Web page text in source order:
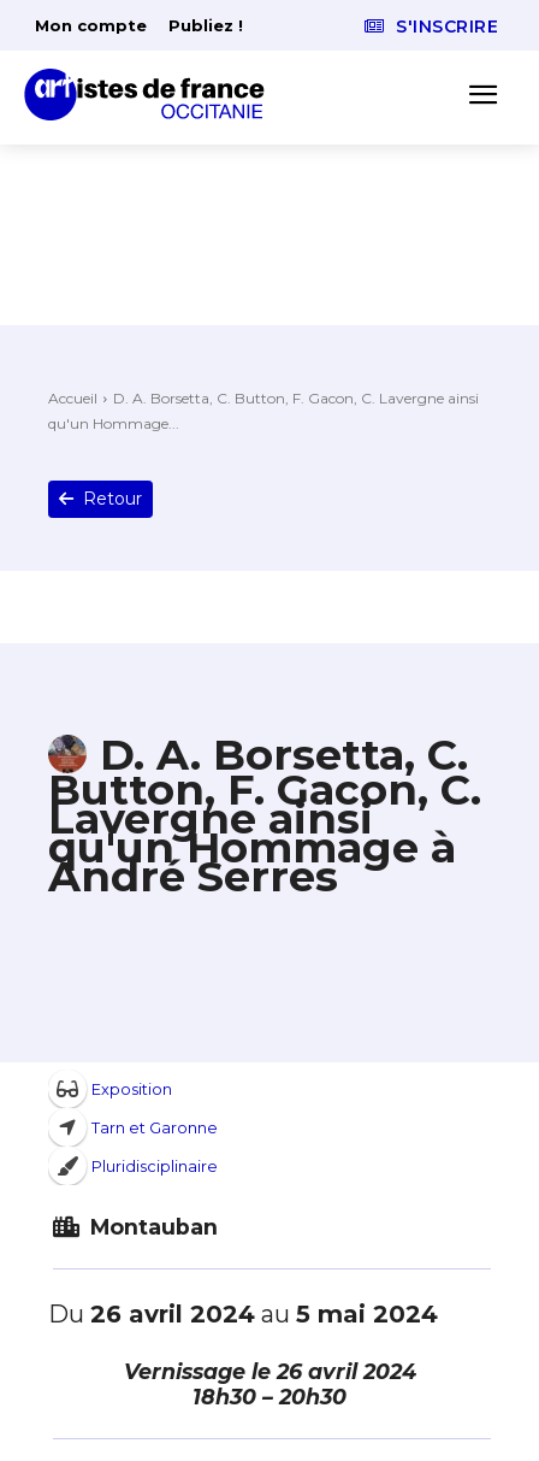
Mon compte Publiez ! S'INSCRIRE
Accueil
D. A. Borsetta, C. Button, F. Gacon, C. Lavergne ainsi
qu'un Hommage...
Retour
D. A. Borsetta, C.
Button, F. Gacon, C.
Lavergne ainsi
qu'un Hommage à
André Serres
Exposition
Tarn et Garonne
Pluridisciplinaire
Montauban
Du 26 avril 2024 au 5 mai 2024
Vernissage le26 avril 2024
18h30 – 20h30